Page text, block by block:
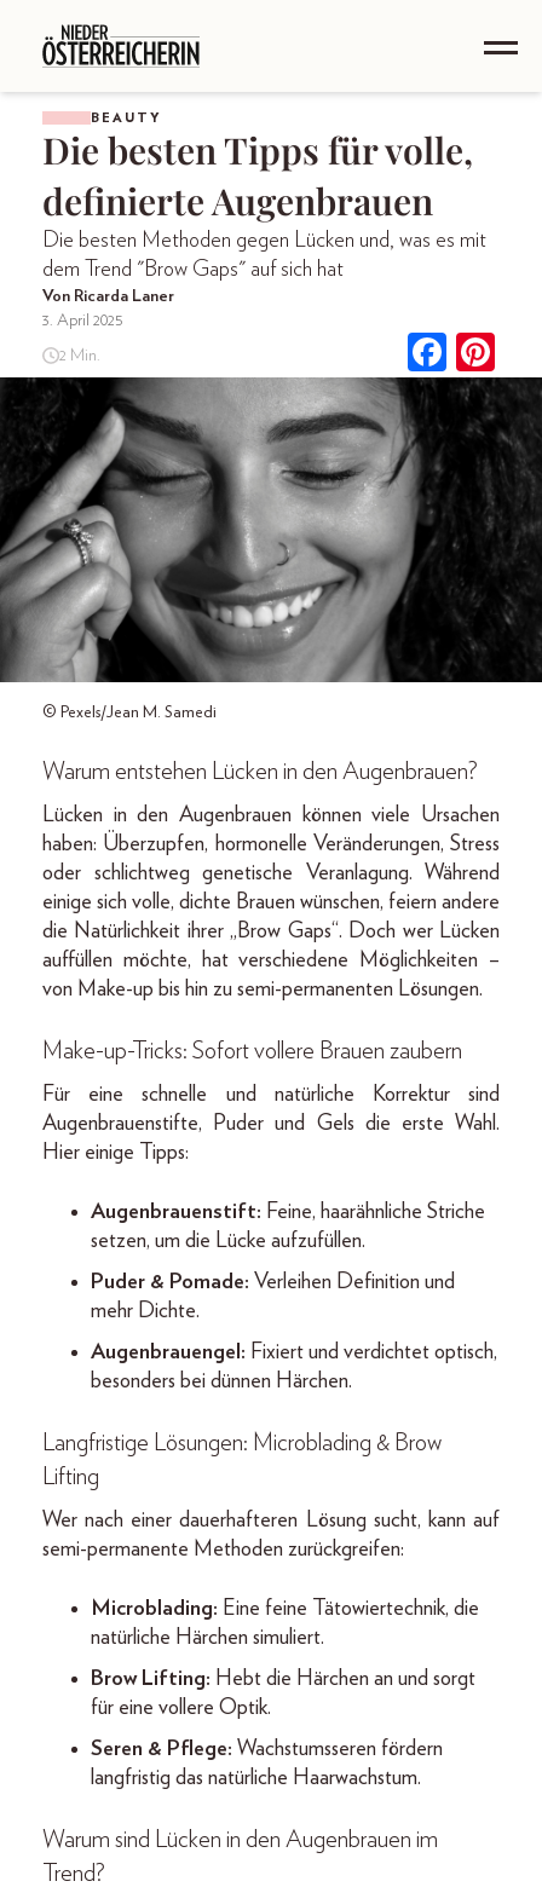
BEAUTY
Die besten Tipps für volle,
definierte Augenbrauen
Die besten Methoden gegen Lücken und, was es mit
dem Trend "Brow Gaps" auf sich hat
Von Ricarda Laner
3. April 2025
2 Min.
© Pexels/Jean M. Samedi
Warum entstehen Lücken in den Augenbrauen?
Lücken in den Augenbrauen können viele Ursachen
haben: Überzupfen, hormonelle Veränderungen, Stress
oder schlichtweg genetische Veranlagung. Während
einige sich volle, dichte Brauen wünschen, feiern andere
die Natürlichkeit ihrer „Brow Gaps“. Doch wer Lücken
auffüllen möchte, hat verschiedene Möglichkeiten –
von Make-up bis hin zu semi-permanenten Lösungen.
Make-up-Tricks: Sofort vollere Brauen zaubern
Für eine schnelle und natürliche Korrektur sind
Augenbrauenstifte, Puder und Gels die erste Wahl.
Hier einige Tipps:
Augenbrauenstift: Feine, haarähnliche Striche
setzen, um die Lücke aufzufüllen.
Puder & Pomade: Verleihen Definition und
mehr Dichte.
Augenbrauengel: Fixiert und verdichtet optisch,
besonders bei dünnen Härchen.
Langfristige Lösungen: Microblading & Brow
Lifting
Wer nach einer dauerhafteren Lösung sucht, kann auf
semi-permanente Methoden zurückgreifen:
Microblading: Eine feine Tätowiertechnik, die
natürliche Härchen simuliert.
Brow Lifting: Hebt die Härchen an und sorgt
für eine vollere Optik.
Seren & Pflege: Wachstumsseren fördern
langfristig das natürliche Haarwachstum.
Warum sind Lücken in den Augenbrauen im
Trend?